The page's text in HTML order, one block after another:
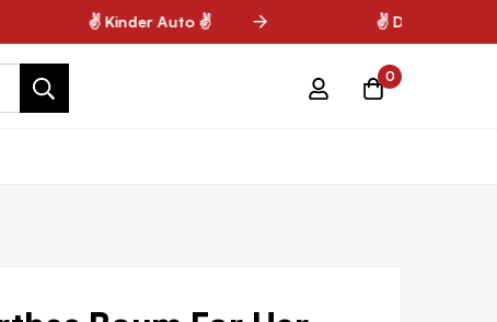
✌ Kinder Auto ✌ ✌ Decathlon ✌
0